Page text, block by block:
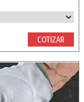
COTIZAR